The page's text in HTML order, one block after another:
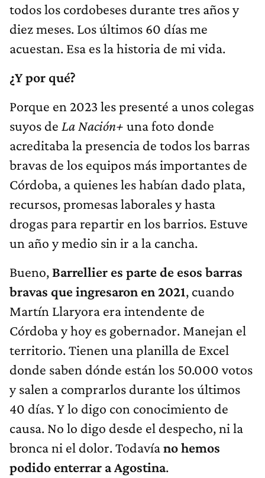
todos los cordobeses durante tres años y
diez meses. Los últimos 60 días me
acuestan. Esa es la historia de mi vida.
¿Y por qué?
Porque en 2023 les presenté a unos colegas
suyos de La Nación+ una foto donde
acreditaba la presencia de todos los barras
bravas de los equipos más importantes de
Córdoba, a quienes les habían dado plata,
recursos, promesas laborales y hasta
drogas para repartir en los barrios. Estuve
un año y medio sin ir a la cancha.
Bueno, Barrellier es parte de esos barras
bravas que ingresaron en 2021, cuando
Martín Llaryora era intendente de
Córdoba y hoy es gobernador. Manejan el
territorio. Tienen una planilla de Excel
donde saben dónde están los 50.000 votos
y salen a comprarlos durante los últimos
40 días. Y lo digo con conocimiento de
causa. No lo digo desde el despecho, ni la
bronca ni el dolor. Todavíano hemos
podido enterrar a Agostina.